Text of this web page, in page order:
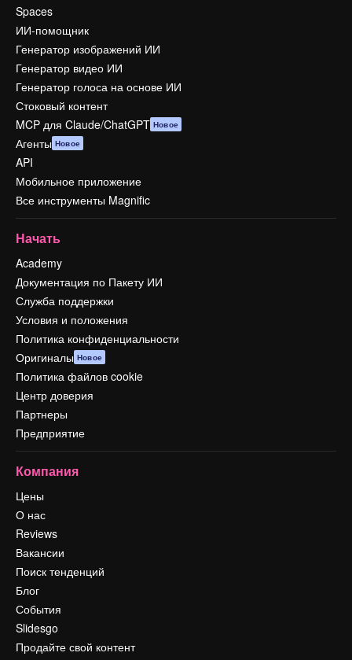
Spaces
ИИ-помощник
Генератор изображений ИИ
Генератор видео ИИ
Генератор голоса на основе ИИ
Стоковый контент
MCP для Claude/ChatGPT Новое
Агенты Новое
API
Мобильное приложение
Все инструменты Magnific
Начать
Academy
Документация по Пакету ИИ
Служба поддержки
Условия и положения
Политика конфиденциальности
Оригиналы Новое
Политика файлов cookie
Центр доверия
Партнеры
Предприятие
Компания
Цены
О нас
Reviews
Вакансии
Поиск тенденций
Блог
События
Slidesgo
Продайте свой контент